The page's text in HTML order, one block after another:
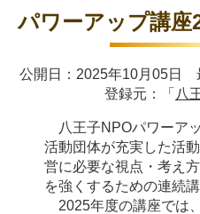
パワーアップ講座
公開日：2025年10月05日
登録元：「 八
八王子NPOパワーア
活動団体が充実した活
営に必要な視点・考え
を強くするための連続講
2025年度の講座では